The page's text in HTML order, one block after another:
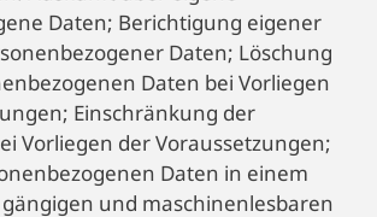
Daten; Berichtigung eigener
Daten; Löschung
Daten bei Vorliegen
Einschränkung der
Vorliegen der Voraussetzungen;
Daten in einem
und maschinenlesbaren